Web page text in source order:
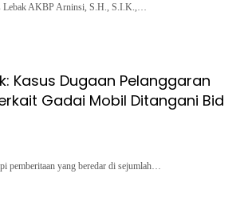
Lebak AKBP Arninsi, S.H., S.I.K.,…
Kasus Dugaan Pelanggaran
Gadai Mobil Ditangani Bid
pemberitaan yang beredar di sejumlah…